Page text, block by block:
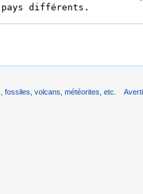
volcans, météorites, etc.